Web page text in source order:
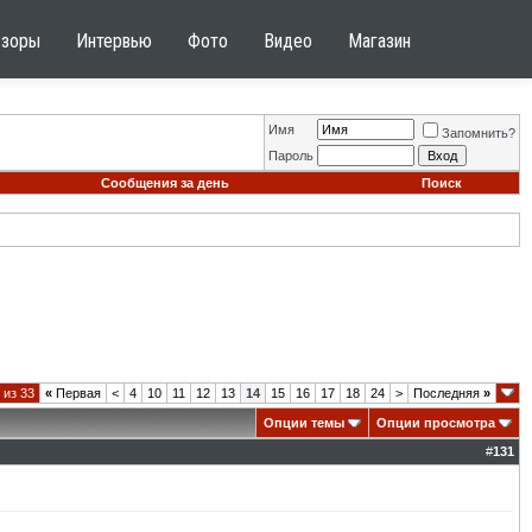
Интервью Фото Видео Магазин
Имя
Запомнить?
Пароль
Сообщения за день Поиск
33 « Первая < 4 10 11 12 13 14 15 16 17 18 24 > Последняя »
Опции темы
Опции просмотра
#131